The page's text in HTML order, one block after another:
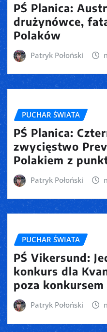
PŚ Planica:
drużynówce,
Polaków
Patryk Połoński
PUCHAR ŚWIATA
PŚ Planica:
zwycięstwo
Polakiem z
Patryk Połoński
PUCHAR ŚWIATA
PŚ Vikersund:
konkurs dla
poza konkursem
Patryk Połoński